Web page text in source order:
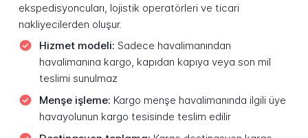
ekspedisyoncuları, lojistik operatörleri ve ticari
nakliyecilerden oluşur.
Hizmet modeli: Sadece havalimanından
havalimanına kargo, kapıdan kapıya veya son mil
teslimi sunulmaz
Menşe işleme: Kargo menşe havalimanında ilgili üye
havayolunun kargo tesisinde teslim edilir